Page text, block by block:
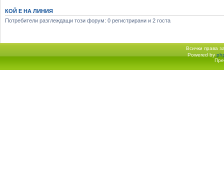
КОЙ Е НА ЛИНИЯ
Потребители разглеждащи този форум: 0 регистрирани и 2 госта
Всички права
Начало форум Powered by